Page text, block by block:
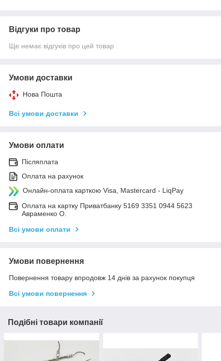
Відгуки про товар
Ще немає відгуків про цей товар
Умови доставки
Нова Пошта
Всі умови доставки
Умови оплати
Післяплата
Оплата на рахунок
Онлайн-оплата карткою Visa, Mastercard - LiqPay
Оплата на картку Приватбанку 5169 3351 0944 5623
Авраменко О.
Всі умови оплати
Умови повернення
Повернення товару впродовж 14 днів за рахунок покупця
Всі умови повернення
Подібні товари компанії